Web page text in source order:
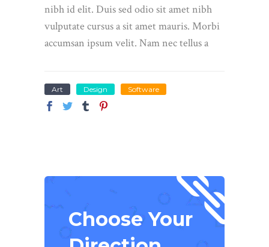
nibh id elit. Duis sed odio sit amet nibh
vulputate cursus a sit amet mauris. Morbi
accumsan ipsum velit. Nam nec tellus a
Art Design Software
Choose Your